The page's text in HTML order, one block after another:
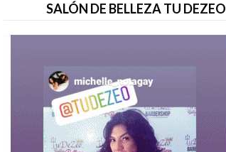
SALÓN DE BELLEZA TU DEZEO